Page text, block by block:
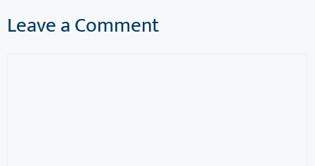
Leave a Comment